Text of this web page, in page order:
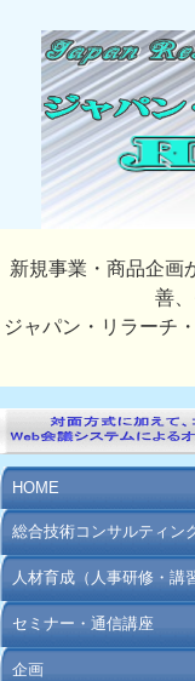
新規事業・商品企画
善
ジャパン・リラーチ
HOME
総合技術コンサルティン
人材育成（人事研修・講
セミナー・通信講座
企画